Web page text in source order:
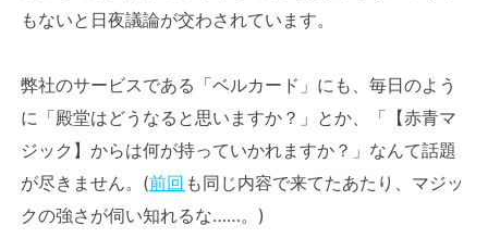
もないと日夜議論が交わされています。
弊社のサービスである「ベルカード」にも、毎日のよう
に「殿堂はどうなると思いますか？」とか、「【赤青マ
ジック】からは何が持っていかれますか？」なんて話題
が尽きません。(前回 も同じ内容で来てたあたり、マジッ
クの強さが伺い知れるな……。)